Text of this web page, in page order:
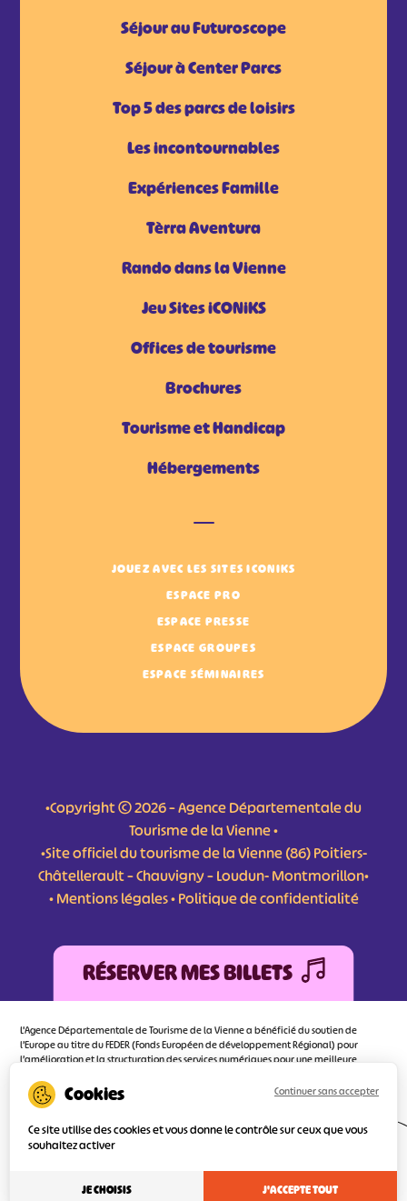
Séjour au Futuroscope
Séjour à Center Parcs
Top 5 des parcs de loisirs
Les incontournables
Expériences Famille
Tèrra Aventura
Rando dans la Vienne
Jeu Sites iCONiKS
Offices de tourisme
Brochures
Tourisme et Handicap
Hébergements
JOUEZ AVEC LES SITES ICONIKS
ESPACE PRO
ESPACE PRESSE
ESPACE GROUPES
ESPACE SÉMINAIRES
•Copyright © 2026 – Agence Départementale du
Tourisme de la Vienne •
•Site officiel du tourisme de la Vienne (86) Poitiers-
Châtellerault – Chauvigny – Loudun- Montmorillon•
•Mentions légales•Politique de confidentialité
RÉSERVER MES BILLETS
L'Agence Départementale de Tourisme de la Vienne a bénéficié du soutien de
l’Europe au titre du FEDER (Fonds Européen de développement Régional) pour
l’amélioration et la structuration des services numériques pour une meilleure
d’orienter au mieux le visiteur.
Ce site utilise des cookies et vous donne le contrôle sur ceux que vous
souhaitez activer
J'ACCEPTE TOUT
Continuer sans accepter
JE CHOISIS